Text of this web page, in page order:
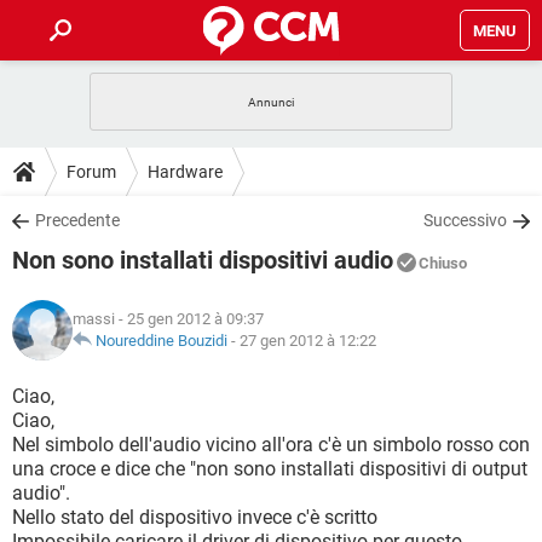
MENU
INTRATTENIMENTO
iOS
INSTAGRAM WHATSAPP
TIKTOK
HARDWARE
GUIDE
COVID-19
INSTAGRAM
TIKTOK
HARDWARE
DOWNLOAD
COVID-19 GAMING
INTRATTENIMENTO
iOS WINDOWS 10
INSTAGRAM
TIKTOK
HARDWARE
COVID-19
INTRATTENIMENTO
iOS
INSTAGRAM WHATSAPP
TIKTOK
HARDWARE
GLOSSARIO
COVID-19
INTRATTENIMENTO
iOS WINDOWS 10
INSTAGRAM WHATSAPP
Forum Hardware
Precedente Successivo
Non sono installati dispositivi audio Chiuso
massi - 25 gen 2012 à 09:37
Noureddine Bouzidi - 27 gen 2012 à 12:22
Ciao,
Ciao,
Nel simbolo dell'audio vicino all'ora c'è un simbolo rosso con
una croce e dice che "non sono installati dispositivi di output
audio".
Nello stato del dispositivo invece c'è scritto